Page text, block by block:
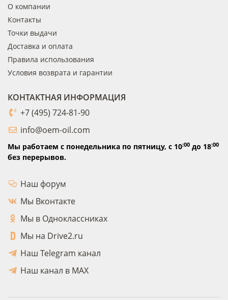
О компании
Контакты
Точки выдачи
Доставка и оплата
Правила использования
Условия возврата и гарантии
КОНТАКТНАЯ ИНФОРМАЦИЯ
+7 (495) 724-81-90
info@oem-oil.com
Мы работаем с понедельника по пятницу, с 10:00 до 18:00
без перерывов.
Наш форум
Мы Вконтакте
Мы в Одноклассниках
Мы на Drive2.ru
Наш Telegram канал
Наш канал в MAX